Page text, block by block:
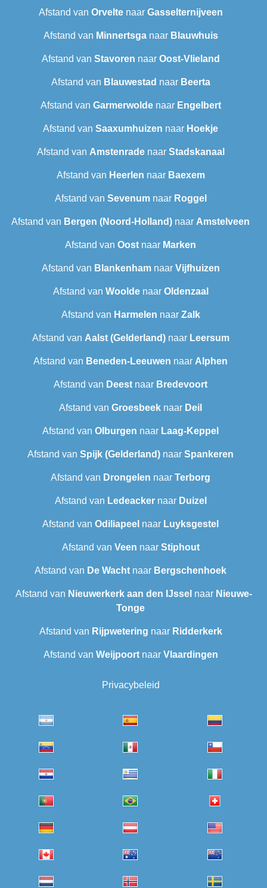
Afstand van Orveltenaar Gasselternijveen
Afstand van Minnertsganaar Blauwhuis
Afstand van Stavoren naar Oost-Vlieland
Afstand van Blauwestad naar Beerta
Afstand van Garmerwoldenaar Engelbert
Afstand van Saaxumhuizen naar Hoekje
Afstand van Amstenradenaar Stadskanaal
Afstand van Heerlen naar Baexem
Afstand van Sevenumnaar Roggel
Afstand van Bergen (Noord-Holland) naar Amstelveen
Afstand van Oost naar Marken
Afstand van Blankenhamnaar Vijfhuizen
Afstand van Wooldenaar Oldenzaal
Afstand van Harmelen naar Zalk
Afstand van Aalst (Gelderland)naar Leersum
Afstand van Beneden-Leeuwen naar Alphen
Afstand van Deest naar Bredevoort
Afstand van Groesbeek naar Deil
Afstand van Olburgen naar Laag-Keppel
Afstand van Spijk (Gelderland) naar Spankeren
Afstand van Drongelen naar Terborg
Afstand van Ledeackernaar Duizel
Afstand van Odiliapeel naar Luyksgestel
Afstand van Veen naar Stiphout
Afstand van De Wacht naar Bergschenhoek
Afstand van Nieuwerkerk aan den IJssel naar Nieuwe-
Tonge
Afstand van Rijpwetering naar Ridderkerk
Afstand van Weijpoortnaar Vlaardingen
Privacybeleid